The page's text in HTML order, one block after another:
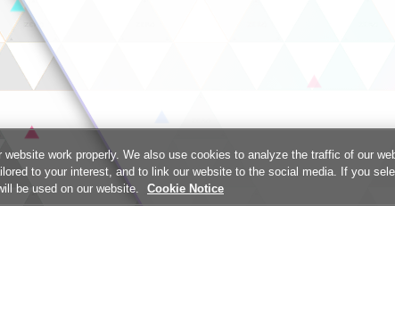
work properly. We also use cookies to analyze the traffic of our
to your interest, and to link our website to the social media. If you
be used on our website.
Cookie Notice